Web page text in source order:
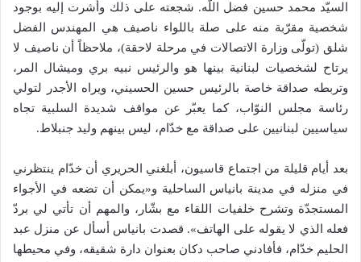
السيّد محمد حسين فضل اللَّه. شجعته على ذلك وأشرت إليه بوجود
شخصية مقرّبة منه على صلة باللواء ناصيف هي المهندس الفضل
شلق (تولّى وزارة الاتصالات في مرحلة لاحقة)، ملاحظاً أن ناصيف لا
يرتاح لشخصيات لبنانية بينها هو والرئيس نبيه بري وميشال المر،
وتربطه صداقة خاصة بالرئيس حسين الحسيني، ويراه الأجدر لتولي
رئاسة مجلس النوّاب، كما يعبّر عن مواقف شديدة السلبية تجاه
سياسيين لبنانيين على صداقة مع خدّام، ليس بينهم وليد جنبلاط.
بعد أيام قليلة من اجتماع قاسيون، أبلغني الحريري أن خدّام ينتظرني
في منزله في مدينة بانياس الساحلية و«يمكن أن تضعه في الأجواء
المستجدّة وتشرح خلفيات اللقاء مع بشّار، والمهم أن تأتي لي بردّ
فعله الذي لا يقوله على الهاتف». قصدت بانياس أسأل عن منزل عبد
الحليم خدّام، فأفادني صاحب دكان بعنوان دارة شقيقه، وفي محيطها